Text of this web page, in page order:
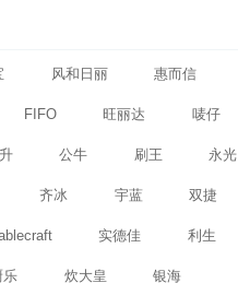
风和日丽 惠而信
FIFO 旺丽达 唛仔
公牛 刷王 永光
齐冰 宇蓝 双捷
实德佳 利生
乐 炊大皇 银海